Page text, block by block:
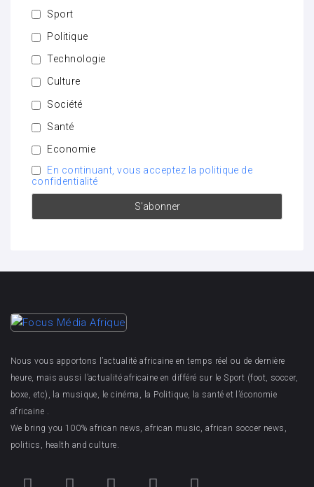
Sport
Politique
Technologie
Culture
Société
Santé
Economie
En continuant, vous acceptez la politique de
confidentialité
Nous vous apportons l’actualité africaine en temps réel ou de dernière
heure, mais aussi l’actualité africaine en différé sur le Sport (foot, soccer,
boxe, etc), la musique, le cinéma, la Politique, la santé et l’économie
africaine .
We bring you 100% african news, african music, african soccer news,
politics, health and culture.